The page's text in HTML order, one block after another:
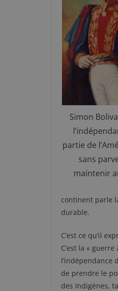
Simon
partie de
sans
maintenir
continent parle
durable.
C’est ce qu’il
C’est la «
l’indépendance
de prendre le
des Indigènes,